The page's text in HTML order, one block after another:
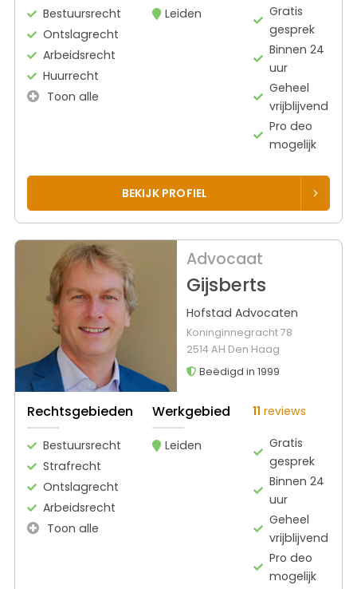
Bestuursrecht
Ontslagrecht
Arbeidsrecht
Huurrecht
Toon alle
Leiden
Gratis
gesprek
Binnen 24
uur
Geheel
vrijblijvend
Pro deo
mogelijk
BEKIJK PROFIEL
Advocaat
Gijsberts
Hofstad Advocaten
Koninginnegracht 78
2514 AH Den Haag
Beëdigd in 1999
Rechtsgebieden
Bestuursrecht
Strafrecht
Ontslagrecht
Arbeidsrecht
Toon alle
Werkgebied
Leiden
11 reviews
Gratis
gesprek
Binnen 24
uur
Geheel
vrijblijvend
Pro deo
mogelijk